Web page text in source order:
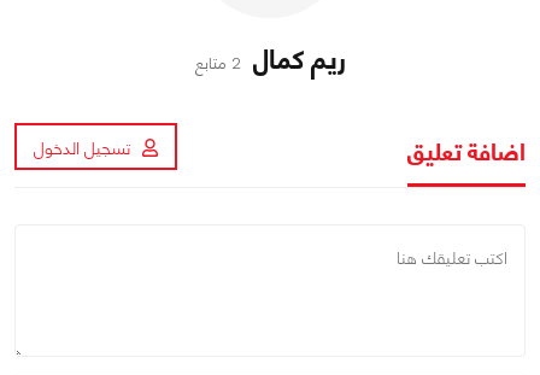
ريم كمال 2 متابع
اضافة تعليق تسجيل الدخول